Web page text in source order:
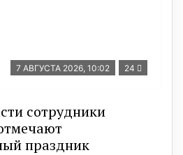
7 АВГУСТА 2026, 10:02 24
сотрудники
праздник